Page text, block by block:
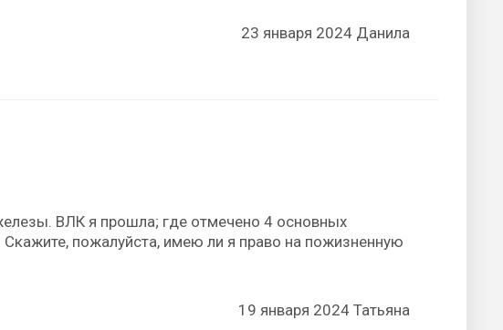
23 января 2024 Данила
ВЛК я прошла; где отмечено 4 основных
пожалуйста, имею ли я право на пожизненную
19 января 2024 Татьяна